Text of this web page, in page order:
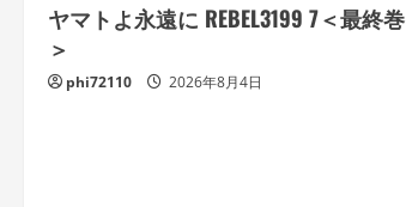
ヤマトよ永遠に REBEL3199 7＜最終巻
＞
phi72110 2026年8月4日